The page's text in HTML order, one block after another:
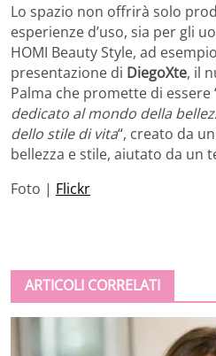
Lo spazio non offrirà solo
esperienze d’uso, sia per gli
HOMI Beauty Style, ad
presentazione di DiegoXte, il
Palma che promette di essere
dedicato al mondo della
dello stile di vita“, creato da
bellezza e stile, aiutato da un
Foto | Flickr
ARTICOLI CORRELATI